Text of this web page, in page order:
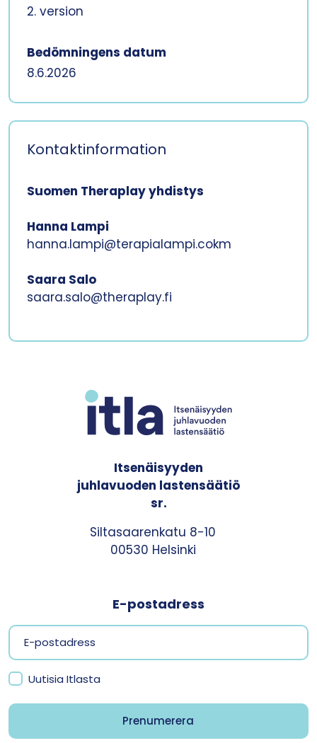
2. version
Bedömningens datum
8.6.2026
Kontaktinformation
Suomen Theraplay yhdistys
Hanna Lampi
hanna.lampi@terapialampi.cokm
Saara Salo
saara.salo@theraplay.fi
Itsenäisyyden
juhlavuoden lastensäätiö
sr.
Siltasaarenkatu 8-10
00530 Helsinki
E-postadress
Uutisia Itlasta